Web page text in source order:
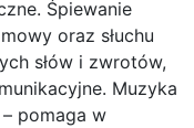
Śpiewanie
oraz słuchu
słów i zwrotów,
Muzyka
pomaga w